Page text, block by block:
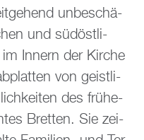
un­be­schä­
und süd­öst­li­
In­nern der Kir­che
von geist­li­
des frü­he­
Brett­en. Sie zei­